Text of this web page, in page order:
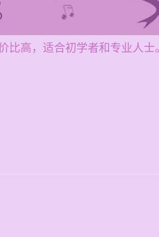
比高，适合初学者和专业人士